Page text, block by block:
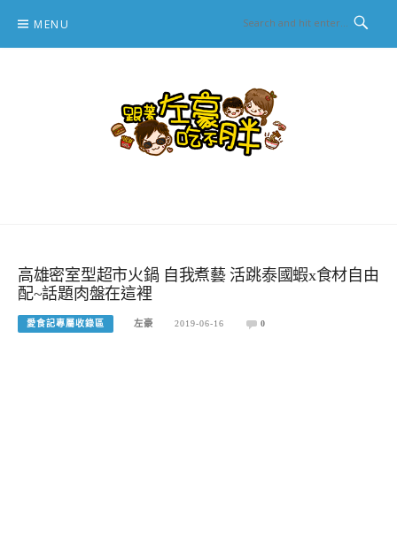
content
MENU
高雄密室型超市火鍋 自我煮藝 活跳泰國蝦x食材自由
配~話題肉盤在這裡
愛食記專屬收錄區 左豪 2019-06-16 0